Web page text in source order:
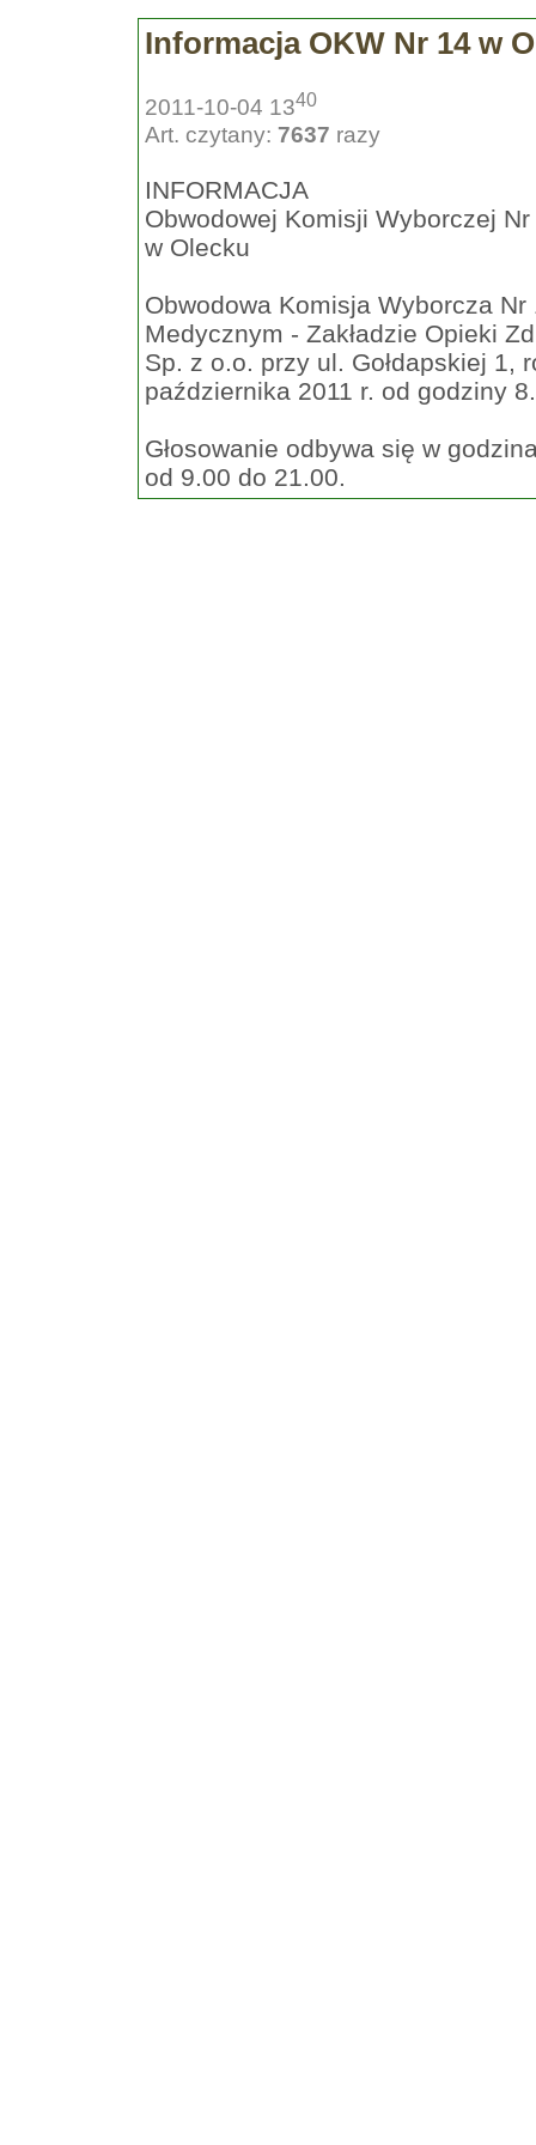
Informacja OKW Nr 14 w
2011-10-04 1340
Art. czytany: 7637 razy
INFORMACJA
Obwodowej Komisji Wyborczej Nr
w Olecku
Obwodowa Komisja Wyborcza
Medycznym - Zakładzie Opieki
Sp. z o.o. przy ul. Gołdapskiej 1,
października 2011 r. od godziny
Głosowanie odbywa się w
od 9.00 do 21.00.